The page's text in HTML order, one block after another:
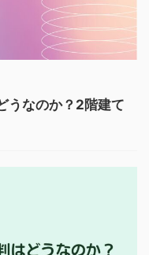
うなのか？2階建て